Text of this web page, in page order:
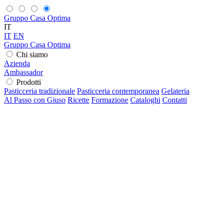
Gruppo Casa Optima
IT
IT EN
Gruppo Casa Optima
Chi siamo
Azienda
Ambassador
Prodotti
Pasticceria tradizionale Pasticceria contemporanea Gelateria
Al Passo con Giuso Ricette Formazione Cataloghi Contatti